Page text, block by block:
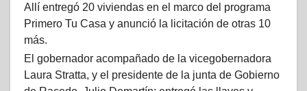
Allí entregó 20 viviendas en el marco del programa
Primero Tu Casa y anunció la licitación de otras 10
más.
El gobernador acompañado de la vicegobernadora
Laura Stratta, y el presidente de la junta de Gobierno